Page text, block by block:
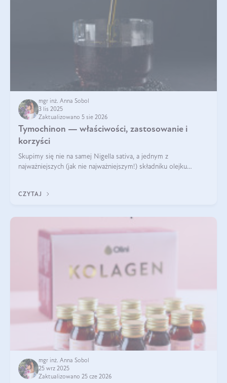
mgr inż. Anna Sobol
3 lis 2025
Zaktualizowano 5 sie 2026
Tymochinon — właściwości, zastosowanie i
korzyści
Skupimy się nie na samej Nigella sativa, a jednym z
najważniejszych (jak nie najważniejszym!) składniku olejku
CZYTAJ
mgr inż. Anna Sobol
25 wrz 2025
Zaktualizowano 25 cze 2026